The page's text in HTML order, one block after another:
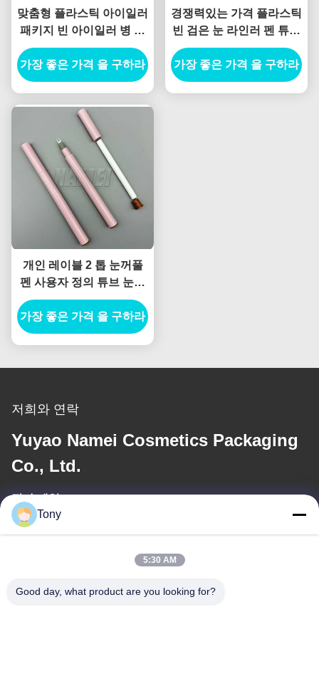
맞춤형 플라스틱 아이일러
패키지 빈 아이일러 병 개
인 로고 빈 아이일러 연필
가장 좋은 가격 을 구하라
경쟁력있는 가격 플라스틱
빈 검은 눈 라인러 펜 튜브
빈 눈 라인러 펜
가장 좋은 가격 을 구하라
개인 레이블 2 톱 눈꺼풀
펜 사용자 정의 튜브 눈꺼
풀 컬렉션 조각 폼드 눈꺼
풀 연필 컨테이너
가장 좋은 가격 을 구하라
저희와 연락
Yuyao Namei Cosmetics Packaging
Co., Ltd.
전자 메일
Tony
5:30 AM
Good day, what product are you looking for?